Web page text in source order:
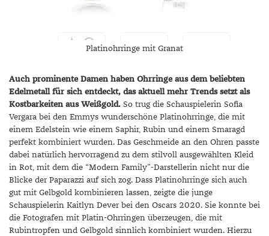
Platinohrringe mit Granat
Auch prominente Damen haben Ohrringe aus dem beliebten
Edelmetall für sich entdeckt, das aktuell mehr Trends setzt als
Kostbarkeiten aus Weißgold. So trug die Schauspielerin Sofia
Vergara bei den Emmys wunderschöne Platinohrringe, die mit
einem Edelstein wie einem Saphir, Rubin und einem Smaragd
perfekt kombiniert wurden. Das Geschmeide an den Ohren passte
dabei natürlich hervorragend zu dem stilvoll ausgewählten Kleid
in Rot, mit dem die “Modern Family”-Darstellerin nicht nur die
Blicke der Paparazzi auf sich zog. Dass Platinohrringe sich auch
gut mit Gelbgold kombinieren lassen, zeigte die junge
Schauspielerin Kaitlyn Dever bei den Oscars 2020. Sie konnte bei
die Fotografen mit Platin-Ohrringen überzeugen, die mit
Rubintropfen und Gelbgold sinnlich kombiniert wurden. Hierzu